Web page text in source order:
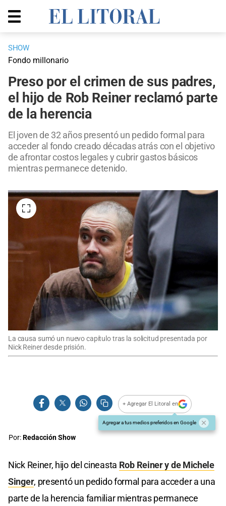
SHOW
Fondo millonario
Preso por el crimen de sus padres,
el hijo de Rob Reiner reclamó parte
de la herencia
El joven de 32 años presentó un pedido formal para
acceder al fondo creado décadas atrás con el objetivo
de afrontar costos legales y cubrir gastos básicos
mientras permanece detenido.
La causa sumó un nuevo capítulo tras la solicitud presentada por
Nick Reiner desde prisión.
+ Agregar El Litoral en
Agregar a tus medios preferidos en Google
Por:Redacción Show
Nick Reiner, hijo del cineasta Rob Reiner y de Michele
Singer, presentó un pedido formal para acceder a una
parte de la herencia familiar mientras permanece